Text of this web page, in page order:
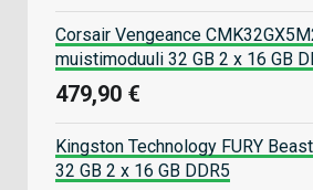
Corsair Vengeance
muistimoduuli 32 GB 2 x 16 GB
479,90 €
Kingston Technology FURY
32 GB 2 x 16 GB DDR5